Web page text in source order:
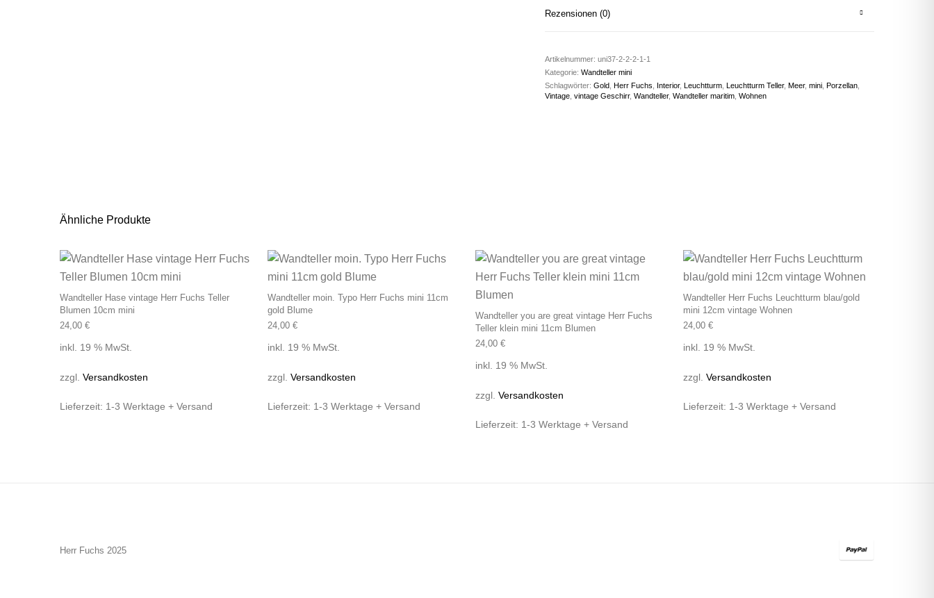
Rezensionen (0)
Artikelnummer: uni37-2-2-2-1-1
Kategorie: Wandteller mini
Schlagwörter: Gold, Herr Fuchs Interior, Leuchtturm, Leuchtturm Teller, Meer, mini, Porzellan,
Vintage, vintage Geschirr, Wandteller, Wandteller maritim, Wohnen
Ähnliche Produkte
Wandteller Hase vintage Herr Fuchs Teller
Blumen 10cm mini
24,00 €
inkl. 19 % MwSt.
zzgl. Versandkosten
Lieferzeit: 1-3 Werktage + Versand
Wandteller moin. Typo Herr Fuchs mini 11cm
gold Blume
24,00 €
inkl. 19 % MwSt.
zzgl. Versandkosten
Lieferzeit: 1-3 Werktage + Versand
Wandteller you are great vintage Herr Fuchs
Teller klein mini 11cm Blumen
24,00 €
inkl. 19 % MwSt.
zzgl. Versandkosten
Lieferzeit: 1-3 Werktage + Versand
Wandteller Herr Fuchs Leuchtturm blau/gold
mini 12cm vintage Wohnen
24,00 €
inkl. 19 % MwSt.
zzgl. Versandkosten
Lieferzeit: 1-3 Werktage + Versand
Herr Fuchs 2025